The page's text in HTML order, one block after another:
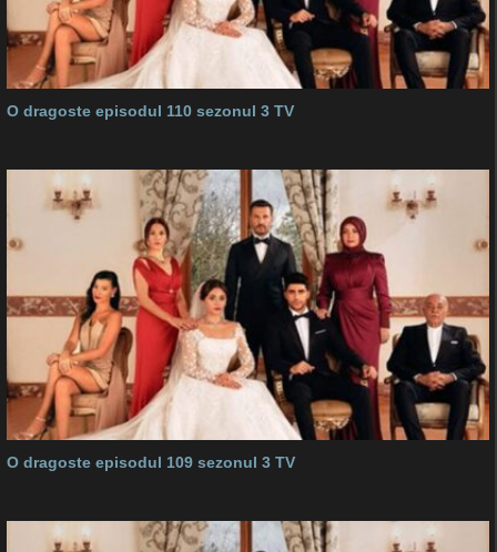
O dragoste episodul 110 sezonul 3 TV
O dragoste episodul 109 sezonul 3 TV